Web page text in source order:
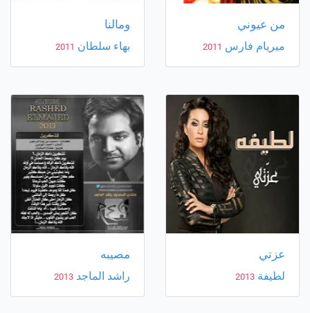
من عيوني
ميريام فارس 2011
ومالنا
بهاء سلطان 2011
عزتي
لطيفة 2013
مصيبه
راشد الماجد 2013